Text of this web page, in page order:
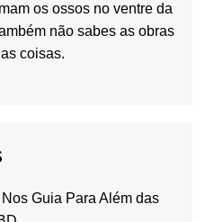
os ossos no ventre da
não sabes as obras
coisas.
Guia Para Além das